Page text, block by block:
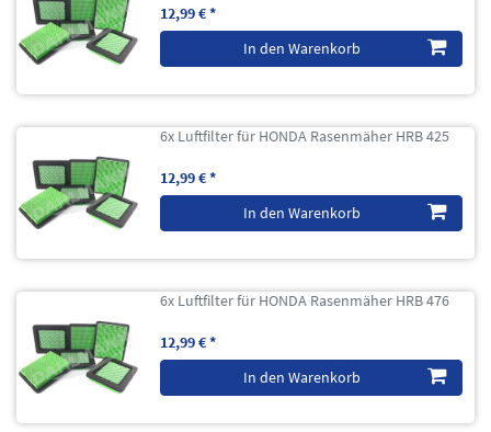
12,99 € *
In den Warenkorb
6x Luftfilter für HONDA Rasenmäher HRB 425
12,99 € *
In den Warenkorb
6x Luftfilter für HONDA Rasenmäher HRB 476
12,99 € *
In den Warenkorb